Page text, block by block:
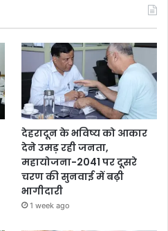
देहरादून के भविष्य को आकार
देने उमड़ रही जनता,
महायोजना-2041 पर दूसरे
चरण की सुनवाई में बढ़ी
भागीदारी
1 week ago